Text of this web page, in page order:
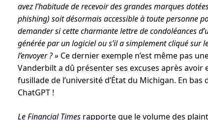
avez l’habitude de recevoir des grandes marques
phishing) soit désormais accessible à toute personne
demander si cette charmante lettre de condoléances
générée par un logiciel ou s’il a simplement cliqué sur
l’envoyer ? » Ce dernier exemple n’est même pas
Vanderbilta dû présenter ses excuses après avoir
fusillade de l’université d’État du Michigan. En
ChatGPT !
Le Financial Timesrapporteque le volume des